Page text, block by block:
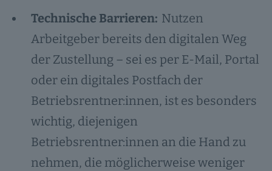
Technische Barrieren: Nutzen
Arbeitgeber bereits den digitalen Weg
der Zustellung – sei es per E-Mail, Portal
oder ein digitales Postfach der
Betriebsrentner:innen, ist es besonders
wichtig, diejenigen
Betriebsrentner:innen an die Hand zu
nehmen, die möglicherweise weniger